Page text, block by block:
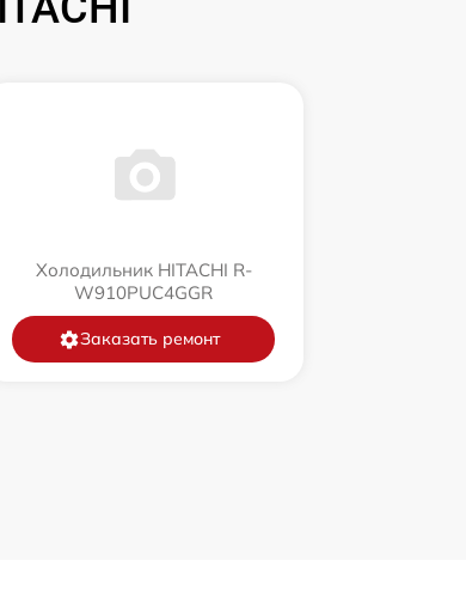
Холодильник HITACHI R-
W910PUC4GGR
Заказать ремонт